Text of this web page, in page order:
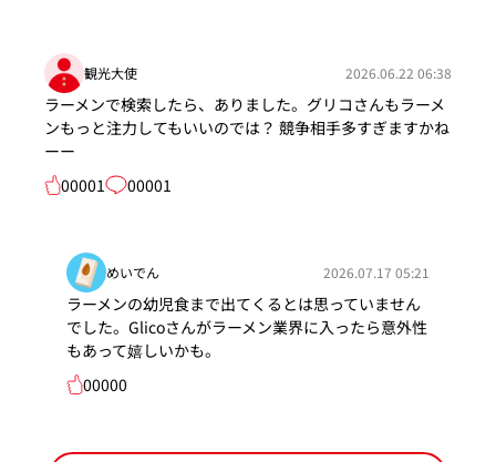
観光大使 2026.06.22 06:38
ラーメンで検索したら、ありました。グリコさんもラーメ
ンもっと注力してもいいのでは？ 競争相手多すぎますかね
ーー
00001
00001
めいでん 2026.07.17 05:21
ラーメンの幼児食まで出てくるとは思っていません
でした。Glicoさんがラーメン業界に入ったら意外性
もあって嬉しいかも。
00000